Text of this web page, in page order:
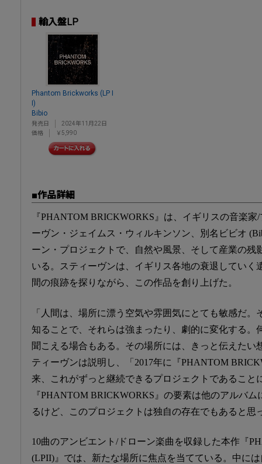
輸入盤LP
Phantom Brickworks (LP I
I)
Bibio
発売日
2024年11月22日
価格
￥5,990
■作品詳細
『PHANTOM BRICKWORKS』は、イギリスの音楽
ーヴン・ジェイムス・ウィルキンソン、別名ビビオ
ーン・プロジェクトで、自然や風景、そして産業の残
いる。スティーヴンは、イギリス各地の衰退していく
間の痕跡を探りながら、この作品を創り上げた。
「人間は、場所に漂う空気や雰囲気にとても敏感だ
知ることで、それらは強まったり、劇的に変化する。
聞こえる場合もある。その場所には、きっと伝えたい
ティーヴンは説明し、「2017年に『PHANTOM
来、これがずっと継続できるプロジェクトであること
『PHANTOM BRICKWORKS』の要素は他のアルバ
るけど、このプロジェクトは独自の存在でもあると思
10曲のアンビエント/ドローン楽曲を収録した本作『
(LPII)』では、新たな場所に焦点を当てている。中に